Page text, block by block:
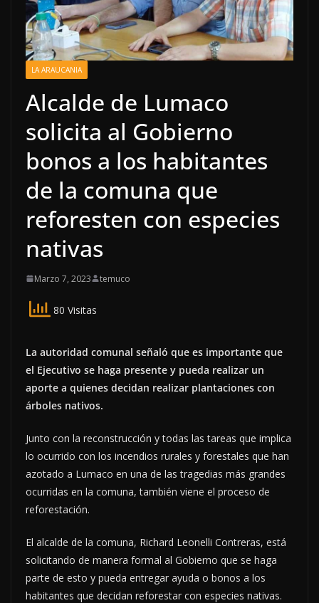
LA ARAUCANIA
Alcalde de Lumaco
solicita al Gobierno
bonos a los habitantes
de la comuna que
reforesten con especies
nativas
Marzo 7, 2023 temuco
80 Visitas
La autoridad comunal señaló que es importante que
el Ejecutivo se haga presente y pueda realizar un
aporte a quienes decidan realizar plantaciones con
árboles nativos.
Junto con la reconstrucción y todas las tareas que implica
lo ocurrido con los incendios rurales y forestales que han
azotado a Lumaco en una de las tragedias más grandes
ocurridas en la comuna, también viene el proceso de
reforestación.
El alcalde de la comuna, Richard Leonelli Contreras, está
solicitando de manera formal al Gobierno que se haga
parte de esto y pueda entregar ayuda o bonos a los
habitantes que decidan reforestar con especies nativas.